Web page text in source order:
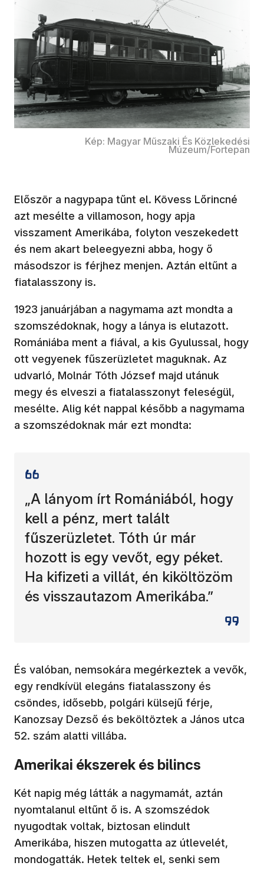
Kép: Magyar Műszaki És Közlekedési
Múzeum/Fortepan
Először a nagypapa tűnt el. Kövess Lőrincné
azt mesélte a villamoson, hogy apja
visszament Amerikába, folyton veszekedett
és nem akart beleegyezni abba, hogy ő
másodszor is férjhez menjen. Aztán eltűnt a
fiatalasszony is.
1923 januárjában a nagymama azt mondta a
szomszédoknak, hogy a lánya is elutazott.
Romániába ment a fiával, a kis Gyulussal, hogy
ott vegyenek fűszerüzletet maguknak. Az
udvarló, Molnár Tóth József majd utánuk
megy és elveszi a fiatalasszonyt feleségül,
mesélte. Alig két nappal később a nagymama
a szomszédoknak már ezt mondta:
„A lányom írt Romániából, hogy
kell a pénz, mert talált
fűszerüzletet. Tóth úr már
hozott is egy vevőt, egy péket.
Ha kifizeti a villát, én kiköltözöm
és visszautazom Amerikába.”
És valóban, nemsokára megérkeztek a vevők,
egy rendkívül elegáns fiatalasszony és
csöndes, idősebb, polgári külsejű férje,
Kanozsay Dezső és beköltöztek a János utca
52. szám alatti villába.
Amerikai ékszerek és bilincs
Két napig még látták a nagymamát, aztán
nyomtalanul eltűnt ő is. A szomszédok
nyugodtak voltak, biztosan elindult
Amerikába, hiszen mutogatta az útlevelét,
mondogatták. Hetek teltek el, senki sem